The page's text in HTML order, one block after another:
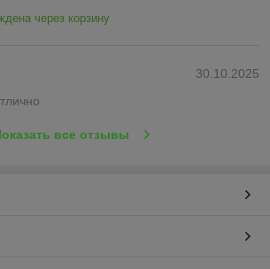
через корзину
30.10.2025
все отзывы